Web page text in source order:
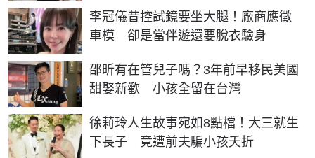
李冠儀昔控試鏡要坐大腿！廠商應徵
車模 卻是當伴遊還要脫衣驗身
邵昕有在管兒子嗎？3年前早移民美國
甜娶新歡 小孩全留在台灣
徐莉玲人生故事宛如8點檔！大三就生
下長子 竟遭前夫騙小孩夭折